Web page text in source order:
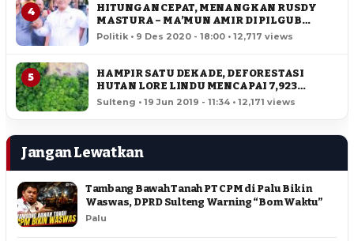
4
HITUNGAN CEPAT, MENANGKAN RUSDY
MASTURA – MA’MUN AMIR DI PILGUB
SULTENG
Politik • 9 Des 2020 - 18:00 • 12,717 views
5
HAMPIR SATU DEKADE, DEFORESTASI
HUTAN LORE LINDU MENCAPAI 7,923
HEKTAR
Sulteng • 19 Jun 2019 - 11:34 • 12,171 views
Jangan Lewatkan
Tambang Bawah Tanah PT CPM di Palu Bikin
Waswas, DPRD Sulteng Warning “Bom Waktu”
Palu